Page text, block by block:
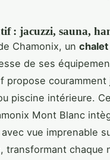
: jacuzzi, sauna,
Chamonix, un chalet
de ses
propose couramment
piscine intérieure.
Mont Blanc
vue imprenable
transformant chaque